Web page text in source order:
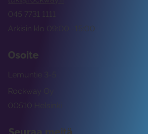
Arkisin klo 09:00 -15:00
045 7731 1111
Osoite
Rockway Oy
Lemuntie 3-5
00510 Helsinki